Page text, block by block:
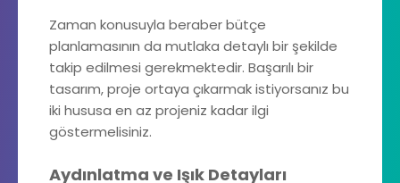
Zaman konusuyla beraber bütçe
planlamasının da mutlaka detaylı bir şekilde
takip edilmesi gerekmektedir. Başarılı bir
tasarım, proje ortaya çıkarmak istiyorsanız bu
iki hususa en az projeniz kadar ilgi
göstermelisiniz.
Aydınlatma ve Işık Detayları